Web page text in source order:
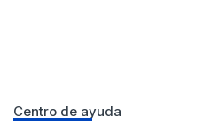
Centro de ayuda